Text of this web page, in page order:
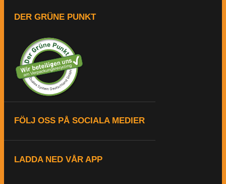
DER GRÜNE PUNKT
FÖLJ OSS PÅ SOCIALA MEDIER
LADDA NED VÅR APP